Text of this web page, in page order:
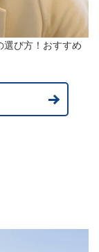
選び方！おすすめ